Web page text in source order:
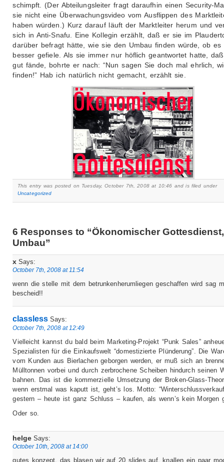
schimpft. (Der Abteilungsleiter fragt daraufhin einen Security-
sie nicht eine Überwachungsvideo vom Ausflippen des
haben würden.) Kurz darauf läuft der Marktleiter herum und
sich in Anti-Snafu. Eine Kollegin erzählt, daß er sie im
darüber befragt hätte, wie sie den Umbau finden würde, ob es
besser gefiele. Als sie immer nur höflich geantwortet hatte, daß
gut fände, bohrte er nach: “Nun sagen Sie doch mal ehrlich,
finden!” Hab ich natürlich nicht gemacht, erzählt sie.
This entry was posted on Tuesday, October 7th, 2008 at 10:46 and is filed under
Uncategorized
6 Responses to “Ökonomischer Gottesdienst,
Umbau”
x Says:
October 7th, 2008 at 11:54
wenn die stelle mit dem betrunkenherumliegen geschaffen wird sag
bescheid!!
classless Says:
October 7th, 2008 at 12:49
Vielleicht kannst du bald beim Marketing-Projekt “Punk Sales”
Spezialisten für die Einkaufswelt “domestizierte Plünderung”. Die
vom Kunden aus Bierlachen geborgen werden, er muß sich an
Mülltonnen vorbei und durch zerbrochene Scheiben hindurch seinen
bahnen. Das ist die kommerzielle Umsetzung der Broken-Glass-
wenn erstmal was kaputt ist, geht’s los. Motto:
gestern – heute ist ganz Schluss – kaufen, als wenn’s kein Morgen
Oder so.
helge Says:
October 10th, 2008 at 14:00
gutes konzept. das blasen wir auf 20 slides auf, knallen ein paar